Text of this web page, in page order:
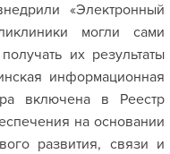
«Электронный
могли сами
их результаты
информационная
включена в Реестр
на основании
развития, связи и